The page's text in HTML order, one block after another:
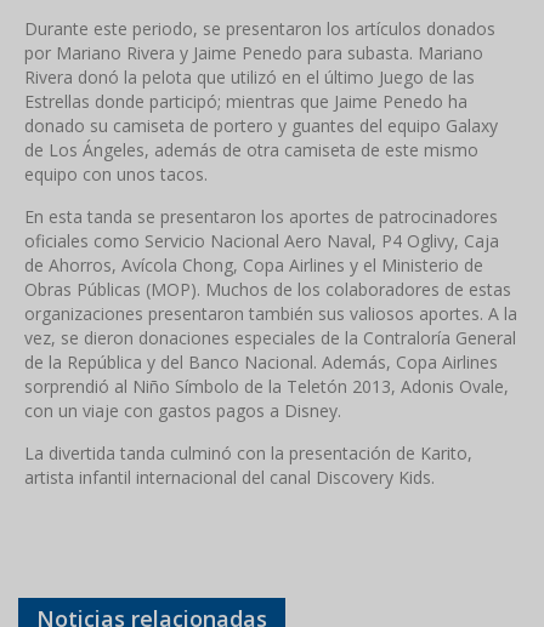
Durante este periodo, se presentaron los artículos donados
por Mariano Rivera y Jaime Penedo para subasta. Mariano
Rivera donó la pelota que utilizó en el último Juego de las
Estrellas donde participó; mientras que Jaime Penedo ha
donado su camiseta de portero y guantes del equipo Galaxy
de Los Ángeles, además de otra camiseta de este mismo
equipo con unos tacos.
En esta tanda se presentaron los aportes de patrocinadores
oficiales como Servicio Nacional Aero Naval, P4 Oglivy, Caja
de Ahorros, Avícola Chong, Copa Airlines y el Ministerio de
Obras Públicas (MOP). Muchos de los colaboradores de estas
organizaciones presentaron también sus valiosos aportes. A la
vez, se dieron donaciones especiales de la Contraloría General
de la República y del Banco Nacional. Además, Copa Airlines
sorprendió al Niño Símbolo de la Teletón 2013, Adonis Ovale,
con un viaje con gastos pagos a Disney.
La divertida tanda culminó con la presentación de Karito,
artista infantil internacional del canal Discovery Kids.
Noticias relacionadas